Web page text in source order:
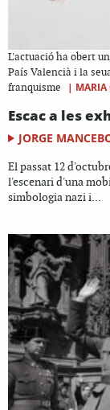
L'actuació ha obert
País Valencià i la
franquisme
|
Escac a les
JORGE
El passat 12
l'escenari d'una
simbologia nazi i...